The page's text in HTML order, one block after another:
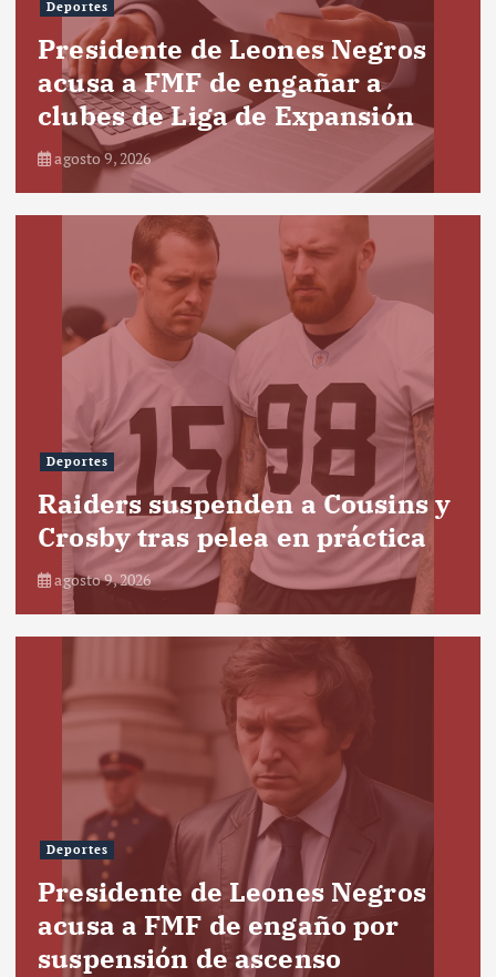
Deportes
Presidente de Leones Negros
acusa a FMF de engañar a
clubes de Liga de Expansión
agosto 9, 2026
Deportes
Raiders suspenden a Cousins y
Crosby tras pelea en práctica
agosto 9, 2026
Deportes
Presidente de Leones Negros
acusa a FMF de engaño por
suspensión de ascenso